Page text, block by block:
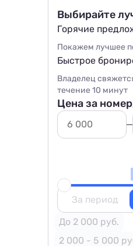
Выбирайте
Горячие
Покажем лучшее
Быстрое
Владелец
течение 10 минут
Цена за
За период
До 2 000 руб.
2 000 - 5 000